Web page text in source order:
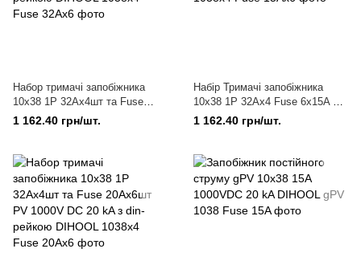
Набор тримачі запобіжника
10x38 1Р 32Ах4шт та Fuse
32Aх6шт PV 1000V DC 20 kA з
din-рейкою DIHOOL
1 162.40 грн/шт.
Набір Тримачі запобіжника
10x38 1Р 32Ах4 Fuse 6х15A PV
1000V DC 20 kA з din-рейкою
1 162.40 грн/шт.